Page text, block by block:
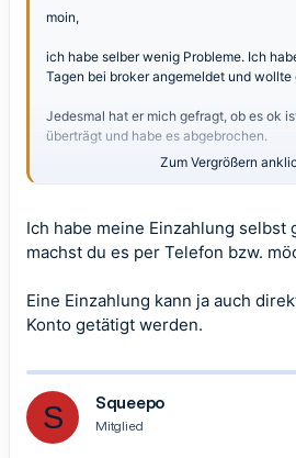
moin,
ich habe selber wenig Probleme. Ich
Tagen bei broker angemeldet und
Jedesmal hat er mich gefragt, ob es ok
überträgt und habe es abgebrochen.
Zum Vergrößern
Ich habe meine Einzahlung selbst
machst du es per Telefon bzw.
Eine Einzahlung kann ja auch
Konto getätigt werden.
S Squeepo
Mitglied